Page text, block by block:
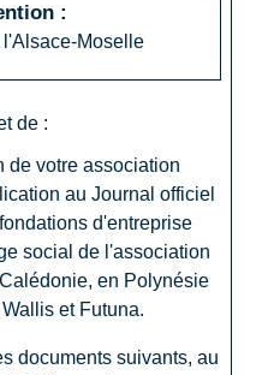
:
Moselle
de :
de votre association
au Journal officiel
d'entreprise
social de l'association
en Polynésie
et Futuna.
documents suivants, au